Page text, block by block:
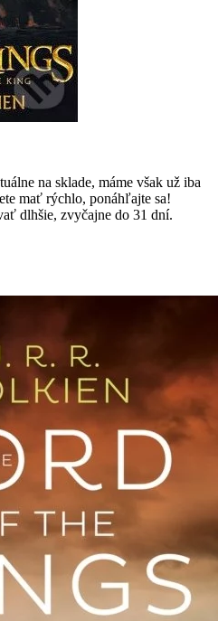
na sklade, máme však už iba
mať rýchlo, ponáhľajte sa!
dlhšie, zvyčajne do 31 dní.